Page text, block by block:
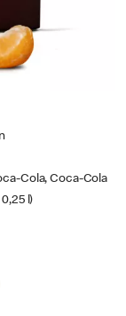
Cola, Coca-Cola
l)